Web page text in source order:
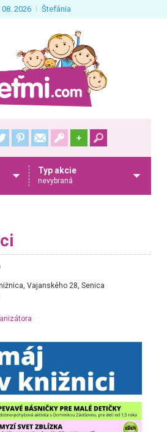
08. 2026 Štefánia
+
Typ akcie
nevybraná
Vajanského 28, Senica